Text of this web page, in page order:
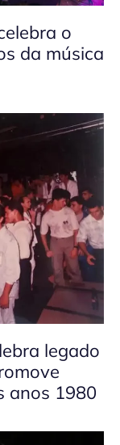
o
da música
legado
anos 1980